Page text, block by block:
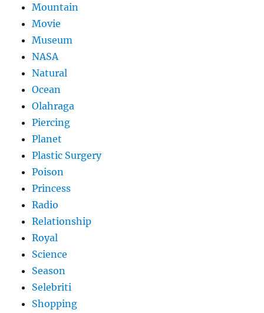
Mountain
Movie
Museum
NASA
Natural
Ocean
Olahraga
Piercing
Planet
Plastic Surgery
Poison
Princess
Radio
Relationship
Royal
Science
Season
Selebriti
Shopping